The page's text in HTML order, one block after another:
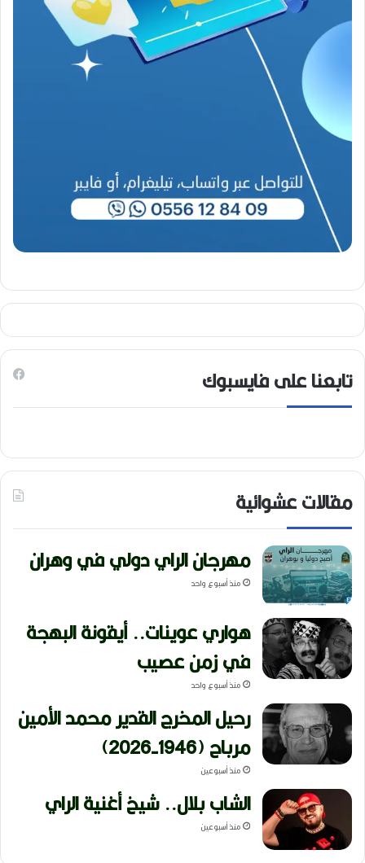
6
-
2
6
)
تابعنا على فايسبوك
مقالات عشوائية
مهرجان الراي دولي في وهران
منذ أسبوع واحد
هواري عوينات.. أيقونة البهجة
في زمن عصيب
منذ أسبوع واحد
رحيل المخرج القدير محمد الأمين
مرباح (1946-2026)
منذ أسبوعين
الشاب بلال.. شيخ أغنية الراي
منذ أسبوعين